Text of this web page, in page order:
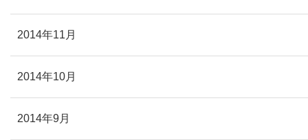
2014年11月
2014年10月
2014年9月